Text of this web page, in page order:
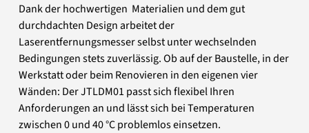
Dank der hochwertigen Materialien und dem gut
durchdachten Design arbeitet der
Laserentfernungsmesser selbst unter wechselnden
Bedingungen stets zuverlässig. Ob auf der Baustelle, in der
Werkstatt oder beim Renovieren in den eigenen vier
Wänden: Der JTLDM01 passt sich flexibel Ihren
Anforderungen an und lässt sich bei Temperaturen
zwischen 0 und 40 °C problemlos einsetzen.